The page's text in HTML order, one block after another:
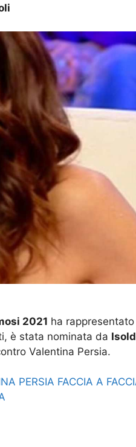
2021 ha
è stata nominata da
Valentina Persia.
PERSIA FACCIA A